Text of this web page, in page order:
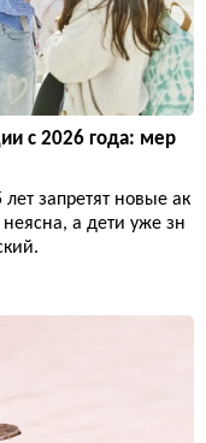
с 2026 года: мер
запретят новые ак
неясна, а дети уже зн